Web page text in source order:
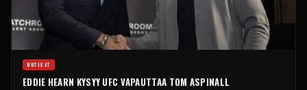
UUTISET
EDDIE HEARN KYSYY UFC VAPAUTTAA TOM ASPINALL